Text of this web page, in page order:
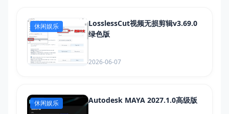
休闲娱乐
LosslessCut视频无损剪辑v3.69.0
绿色版
2026-06-07
休闲娱乐 Autodesk MAYA 2027.1.0高级版